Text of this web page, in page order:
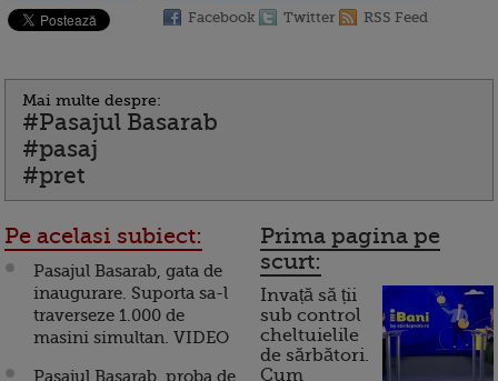
Facebook Twitter RSS Feed
Mai multe despre:
#Pasajul Basarab
#pasaj
#pret
Pe acelasi subiect:
Pasajul Basarab, gata de
inaugurare. Suporta sa-l
traverseze 1.000 de
masini simultan. VIDEO
Pasajul Basarab, proba de
Prima pagina pe
scurt:
Invață să ții
sub control
cheltuielile
de sărbători.
Cum